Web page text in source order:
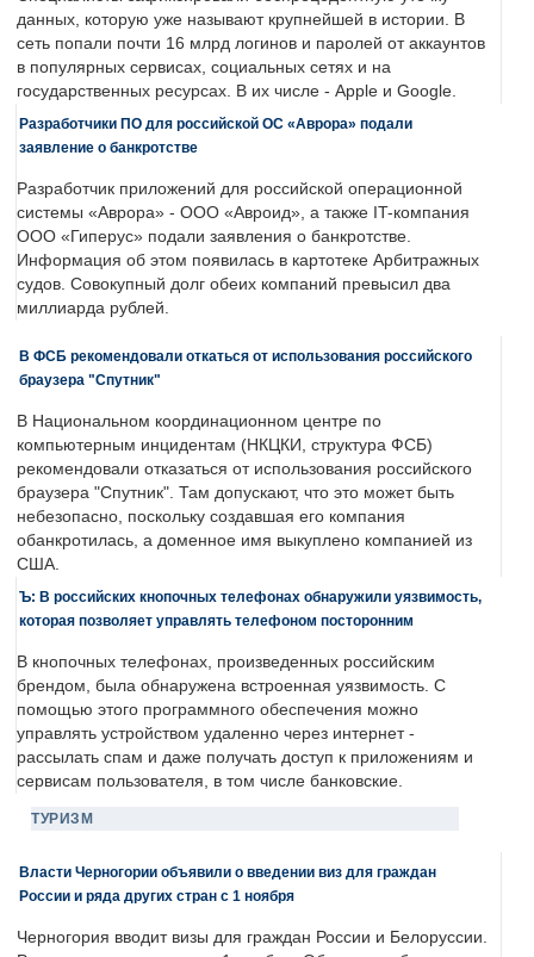
данных, которую уже называют крупнейшей в истории. В
сеть попали почти 16 млрд логинов и паролей от аккаунтов
в популярных сервисах, социальных сетях и на
государственных ресурсах. В их числе - Apple и Google.
Разработчики ПО для российской ОС «Аврора» подали
заявление о банкротстве
Разработчик приложений для российской операционной
системы «Аврора» - ООО «Авроид», а также IT-компания
ООО «Гиперус» подали заявления о банкротстве.
Информация об этом появилась в картотеке Арбитражных
судов. Совокупный долг обеих компаний превысил два
миллиарда рублей.
В ФСБ рекомендовали откаться от использования российского
браузера "Спутник"
В Национальном координационном центре по
компьютерным инцидентам (НКЦКИ, структура ФСБ)
рекомендовали отказаться от использования российского
браузера "Спутник". Там допускают, что это может быть
небезопасно, поскольку создавшая его компания
обанкротилась, а доменное имя выкуплено компанией из
США.
Ъ: В российских кнопочных телефонах обнаружили уязвимость,
которая позволяет управлять телефоном посторонним
В кнопочных телефонах, произведенных российским
брендом, была обнаружена встроенная уязвимость. С
помощью этого программного обеспечения можно
управлять устройством удаленно через интернет -
рассылать спам и даже получать доступ к приложениям и
сервисам пользователя, в том числе банковские.
ТУРИЗМ
Власти Черногории объявили о введении виз для граждан
России и ряда других стран с 1 ноября
Черногория вводит визы для граждан России и Белоруссии.